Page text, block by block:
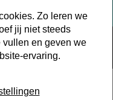
Zo leren we
jij niet steeds
vullen en geven we
ervaring.